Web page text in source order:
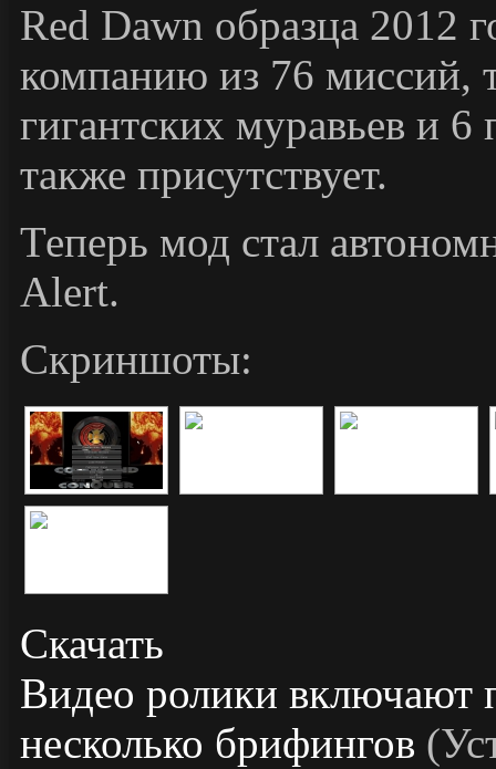
Red Dawn образца 2012
компанию из 76 миссий,
гигантских муравьев и
также присутствует.
Теперь мод стал
Alert.
Скриншоты:
Скачать
Видео ролики включают
несколько брифингов